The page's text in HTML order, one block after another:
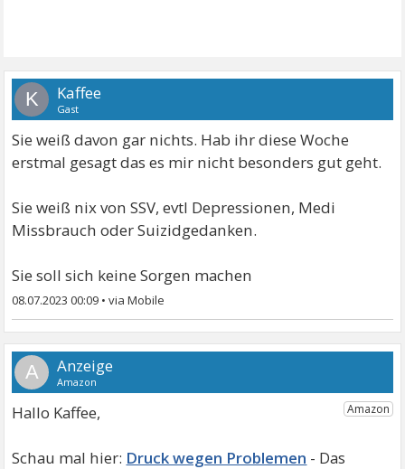
K Kaffee
Gast
Sie weiß davon gar nichts. Hab ihr diese Woche
erstmal gesagt das es mir nicht besonders gut geht.
Sie weiß nix von SSV, evtl Depressionen, Medi
Missbrauch oder Suizidgedanken.
Sie soll sich keine Sorgen machen
08.07.2023 00:09 •
A
Hallo Kaffee,
Druck wegen Problemen